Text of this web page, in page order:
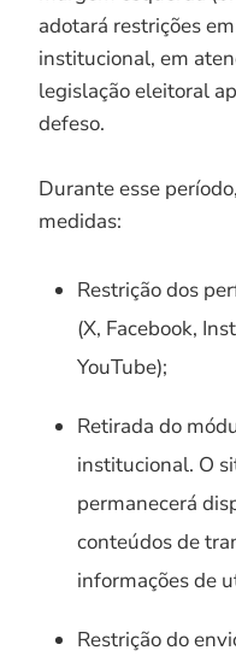
adotará restrições
institucional, em
legislação eleitoral
defeso.
Durante esse
medidas:
Restrição dos
(X, Facebook,
YouTube);
Retirada do
institucional. O
permanecerá
conteúdos de
informações de
Restrição do